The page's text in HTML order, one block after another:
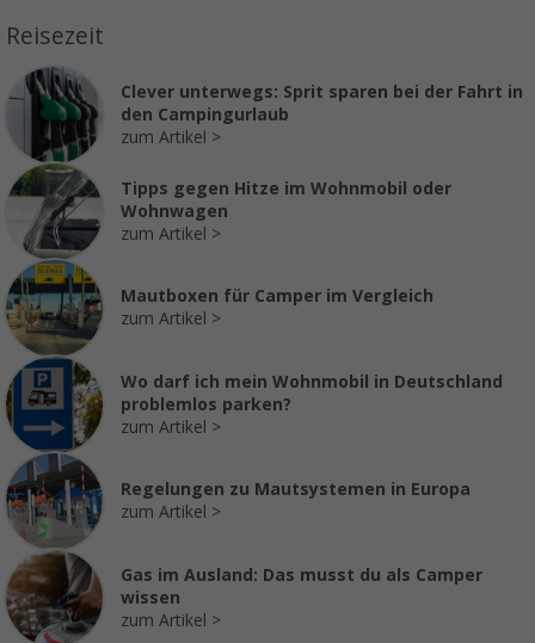
Reisezeit
Clever unterwegs: Sprit sparen bei der Fahrt in
den Campingurlaub
zum Artikel
Tipps gegen Hitze im Wohnmobil oder
Wohnwagen
zum Artikel
Mautboxen für Camper im Vergleich
zum Artikel
Wo darf ich mein Wohnmobil in Deutschland
problemlos parken?
zum Artikel
Regelungen zu Mautsystemen in Europa
zum Artikel
Gas im Ausland: Das musst du als Camper
wissen
zum Artikel